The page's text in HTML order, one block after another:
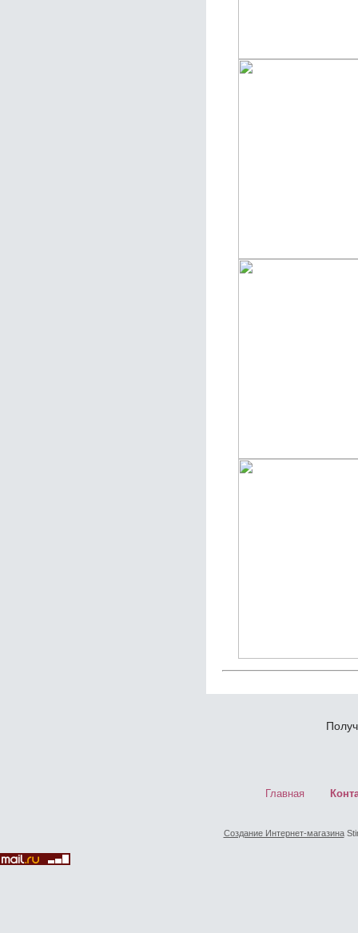
Главная
Создание Интернет-магазина